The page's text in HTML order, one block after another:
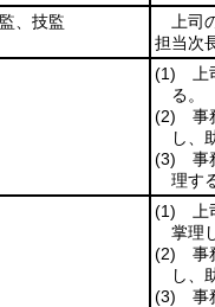
、技監
上
担当次
(1) 上
る。
(2) 事
し、
(3) 事
理す
(1) 上
掌理
(2) 事
し、
(3) 事